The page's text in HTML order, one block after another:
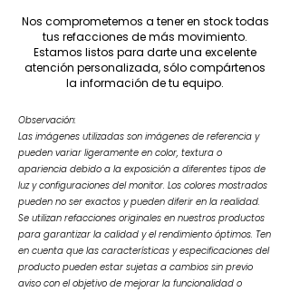
Nos comprometemos a tener en stock todas
tus refacciones de más movimiento.
Estamos listos para darte una excelente
atención personalizada, sólo compártenos
la información de tu equipo.
Observación:
Las imágenes utilizadas son imágenes de referencia y
pueden variar ligeramente en color, textura o
apariencia debido a la exposición a diferentes tipos de
luz y configuraciones del monitor. Los colores mostrados
pueden no ser exactos y pueden diferir en la realidad.
Se utilizan refacciones originales en nuestros productos
para garantizar la calidad y el rendimiento óptimos. Ten
en cuenta que las características y especificaciones del
producto pueden estar sujetas a cambios sin previo
aviso con el objetivo de mejorar la funcionalidad o